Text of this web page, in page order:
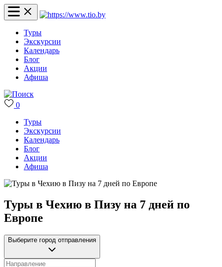
Туры
Экскурсии
Календарь
Блог
Акции
Афиша
0
Туры
Экскурсии
Календарь
Блог
Акции
Афиша
Туры в Чехию в Пизу на 7 дней по
Европе
Выберите город отправления